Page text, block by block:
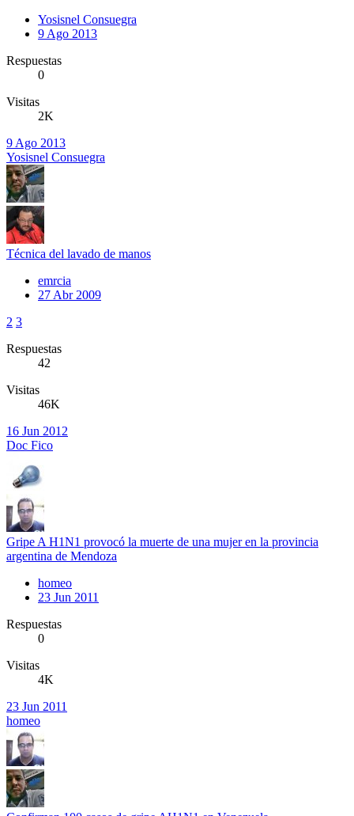
Yosisnel Consuegra
9 Ago 2013
Respuestas
0
Visitas
2K
9 Ago 2013
Yosisnel Consuegra
Técnica del lavado de manos
emrcia
27 Abr 2009
2 3
Respuestas
42
Visitas
46K
16 Jun 2012
Doc Fico
Gripe A H1N1 provocó la muerte de una mujer en la provincia
argentina de Mendoza
homeo
23 Jun 2011
Respuestas
0
Visitas
4K
23 Jun 2011
homeo